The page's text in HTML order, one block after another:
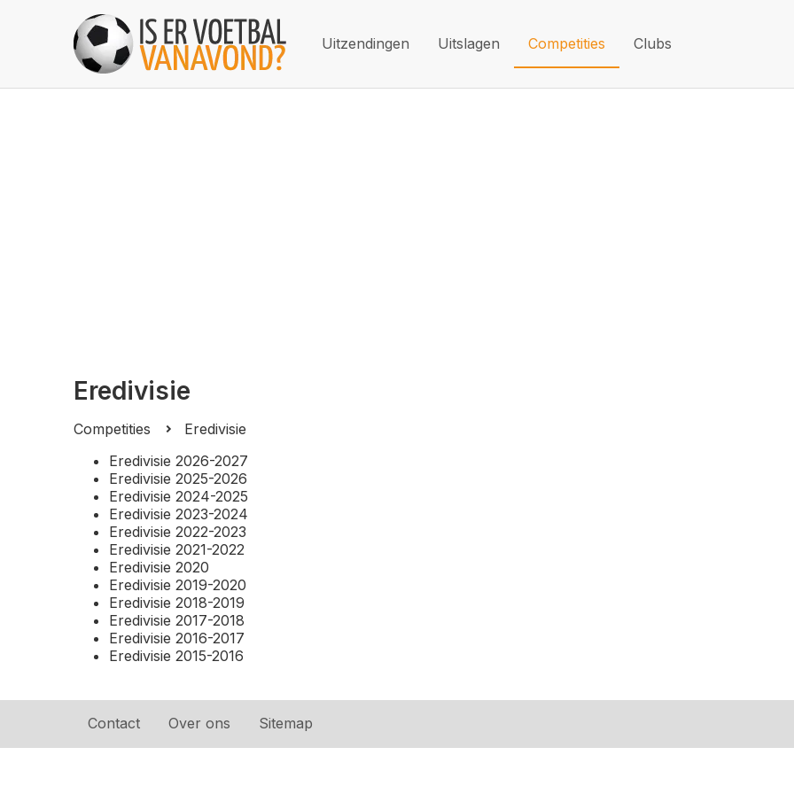
Uitzendingen Uitslagen Competities Clubs
Eredivisie
Competities
Eredivisie
Eredivisie 2026-2027
Eredivisie 2025-2026
Eredivisie 2024-2025
Eredivisie 2023-2024
Eredivisie 2022-2023
Eredivisie 2021-2022
Eredivisie 2020
Eredivisie 2019-2020
Eredivisie 2018-2019
Eredivisie 2017-2018
Eredivisie 2016-2017
Eredivisie 2015-2016
Contact Over ons Sitemap